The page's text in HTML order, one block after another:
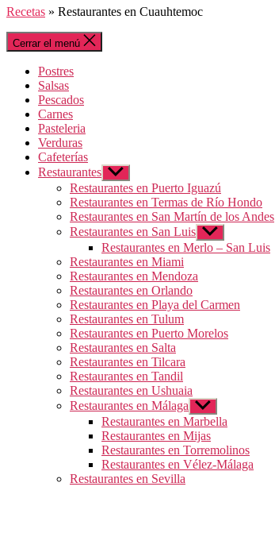
Recetas » Restaurantes en Cuauhtemoc
Cerrar el menú
Postres
Salsas
Pescados
Carnes
Pasteleria
Verduras
Cafeterías
Restaurantes Mostrar
el
submenú
Restaurantes en Puerto Iguazú
Restaurantes en Termas de Río Hondo
Restaurantes en San Martín de los Andes
Restaurantes en San Luis Mostrar
el
submenú
Restaurantes en Merlo – San Luis
Restaurantes en Miami
Restaurantes en Mendoza
Restaurantes en Orlando
Restaurantes en Playa del Carmen
Restaurantes en Tulum
Restaurantes en Puerto Morelos
Restaurantes en Salta
Restaurantes en Tilcara
Restaurantes en Tandil
Restaurantes en Ushuaia
Restaurantes en Málaga Mostrar
el
submenú
Restaurantes en Marbella
Restaurantes en Mijas
Restaurantes en Torremolinos
Restaurantes en Vélez-Málaga
Restaurantes en Sevilla